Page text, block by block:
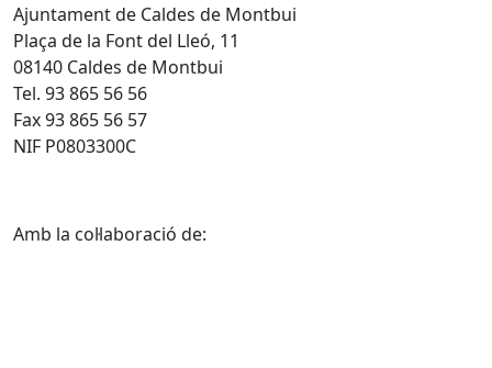
Ajuntament de Caldes de Montbui
Plaça de la Font del Lleó, 11
08140 Caldes de Montbui
Tel. 93 865 56 56
Fax 93 865 56 57
NIF P0803300C
Amb la col·laboració de: